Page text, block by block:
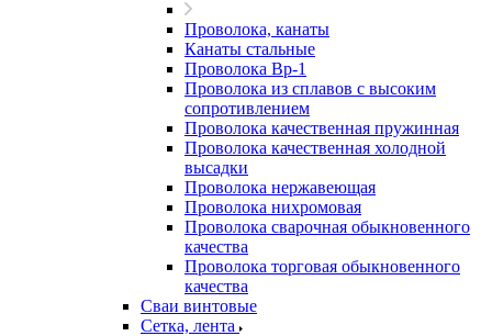
Проволока, канаты
Канаты стальные
Проволока Вр-1
Проволока из сплавов с высоким
сопротивлением
Проволока качественная пружинная
Проволока качественная холодной
высадки
Проволока нержавеющая
Проволока нихромовая
Проволока сварочная обыкновенного
качества
Проволока торговая обыкновенного
качества
Сваи винтовые
Сетка, лента